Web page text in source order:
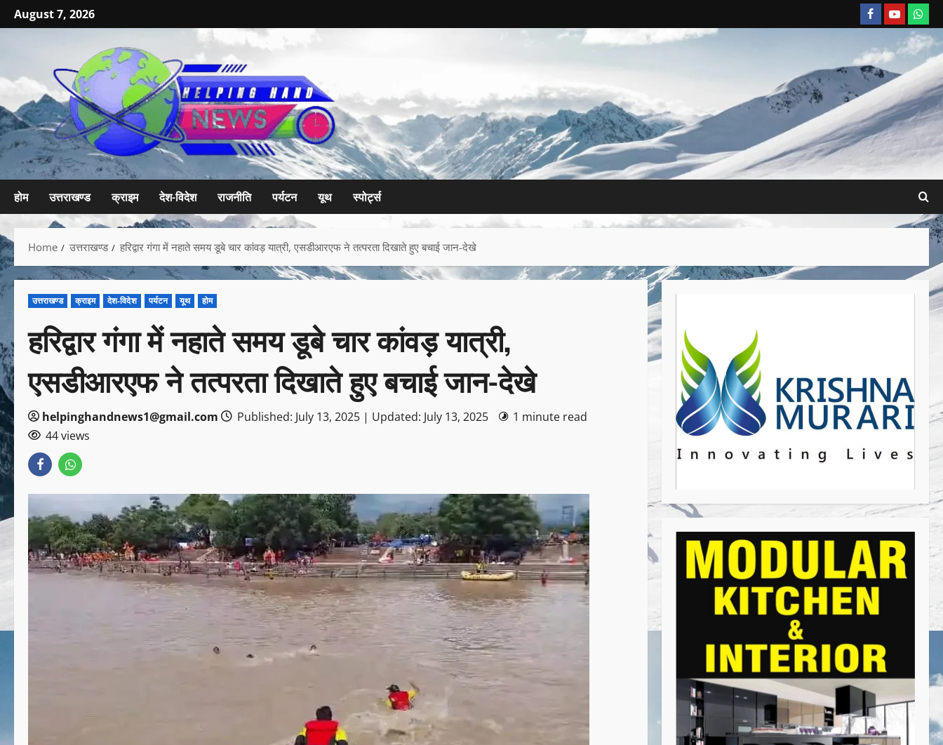
August 7, 2026
होम उत्तराखण्ड क्राइम देश-विदेश राजनीति पर्यटन यूथ स्पोर्ट्स
Home उत्तराखण्ड हरिद्वार गंगा में नहाते समय डूबे चार कांवड़ यात्री, एसडीआरएफ ने तत्परता दिखाते हुए बचाई जान-देखे
उत्तराखण्ड क्राइम देश-विदेश पर्यटन यूथ होम
हरिद्वार गंगा में नहाते समय डूबे चार कांवड़ यात्री,
एसडीआरएफ ने तत्परता दिखाते हुए बचाई जान-देखे
helpinghandnews1@gmail.com Published: July 13, 2025 | Updated: July 13, 2025
1 minute read
44 views